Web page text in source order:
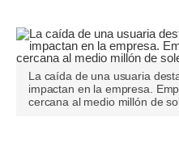
Opinión
Editorial
Pregunta de hoy
La caída de una usuaria
impactan en la empresa.
cercana al medio millón de